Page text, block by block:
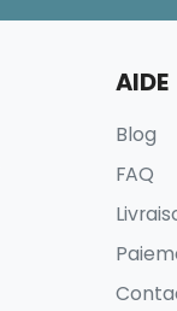
AIDE
Blog
FAQ